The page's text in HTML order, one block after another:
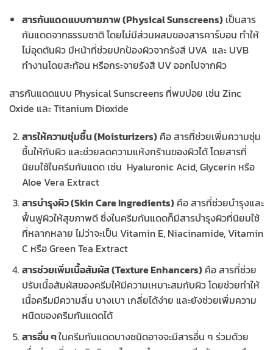
สารกันแดดแบบกายภาพ (Physical Sunscreens)เป็นสาร
กันแดดจากธรรมชาติ โดยไม่มีส่วนผสมของสารคาร์บอน ทำให้
ไม่อุดตันผิว มีหน้าที่ช่วยปกป้องผิวจากรังสี UVA และ UVB
ทำงานโดยสะท้อน หรือกระจายรังสี UV ออกไปจากผิว
สารกันแดดแบบ Physical Sunscreens ที่พบบ่อย เช่น Zinc
Oxide และ Titanium Dioxide
สารให้ความชุ่มชื้น (Moisturizers)คือ สารที่ช่วยเพิ่มความชุ่ม
ชื้นให้กับผิว และช่วยลดความแห้งกร้านของผิวได้ โดยสารที่
นิยมใช้ในครีมกันแดด เช่น Hyaluronic Acid, Glycerin หรือ
Aloe Vera Extract
สารบำรุงผิว (Skin Care Ingredients)คือ สารที่ช่วยบำรุงและ
ฟื้นฟูผิวให้สุขภาพดี ซึ่งในครีมกันแดดก็มีสารบำรุงผิวที่นิยมใช้
ที่หลากหลาย ไม่ว่าจะเป็น Vitamin E, Niacinamide, Vitamin
C หรือ Green Tea Extract
สารช่วยเพิ่มเนื้อสัมผัส (Texture Enhancers)คือ สารที่ช่วย
ปรับเนื้อสัมผัสของครีมให้มีความเหมาะสมกับผิว โดยช่วยทำให้
เนื้อครีมมีความลื่น บางเบา เกลี่ยได้ง่าย และยังช่วยเพิ่มความ
หนืดของครีมกันแดดได้
สารอื่น ๆในครีมกันแดดบางชนิดอาจจะมีสารอื่น ๆ ร่วมด้วย